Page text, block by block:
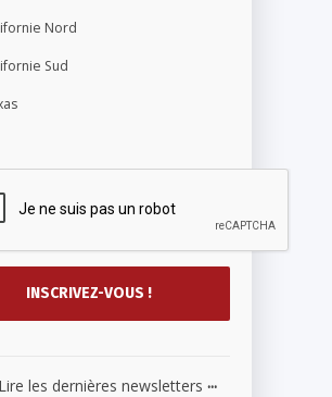
Nord
Sud
Lire les dernières newsletters ...